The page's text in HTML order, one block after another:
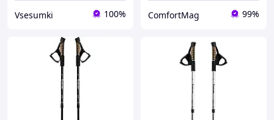
Vsesumki 100% ComfortMag 99%